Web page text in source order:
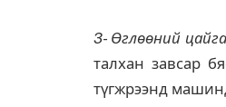
3- Өглөөний
талхан завсар
түгжрээнд